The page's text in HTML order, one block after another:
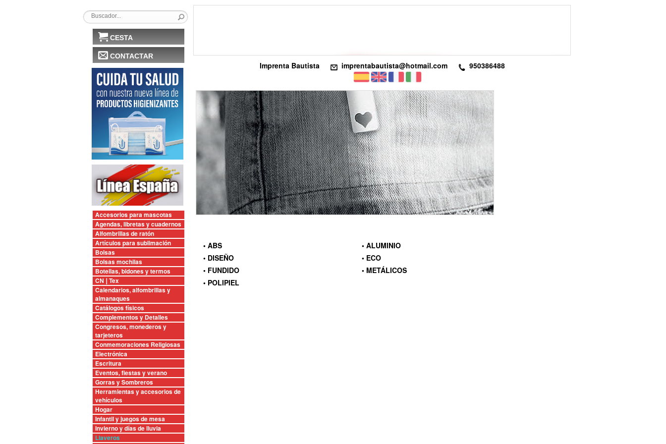
CESTA
CONTACTAR
Accesorios para mascotas
Agendas, libretas y cuadernos
Alfombrillas de ratón
Artículos para sublimación
Bolsas
Bolsas mochilas
Botellas, bidones y termos
CN❘Tex
Calendarios, alfombrillas y
almanaques
Catálogos físicos
Complementos y Detalles
Congresos, monederos y
tarjeteros
Conmemoraciones Religiosas
Electrónica
Escritura
Eventos, fiestas y verano
Gorras y Sombreros
Herramientas y accesorios de
vehículos
Hogar
Infantil y juegos de mesa
Invierno y días de lluvia
Llaveros
Imprenta Bautista imprentabautista@hotmail.com 950386488
• ABS
• ALUMINIO
• DISEÑO
• ECO
• FUNDIDO
• METÁLICOS
• POLIPIEL